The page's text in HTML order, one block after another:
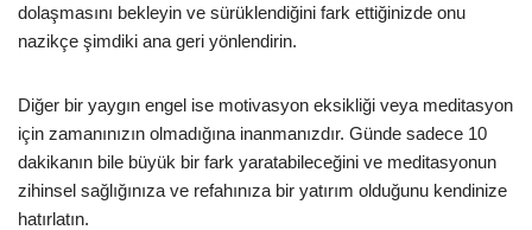
dolaşmasını bekleyin ve sürüklendiğini fark ettiğinizde onu
nazikçe şimdiki ana geri yönlendirin.
Diğer bir yaygın engel ise motivasyon eksikliği veya meditasyon
için zamanınızın olmadığına inanmanızdır. Günde sadece 10
dakikanın bile büyük bir fark yaratabileceğini ve meditasyonun
zihinsel sağlığınıza ve refahınıza bir yatırım olduğunu kendinize
hatırlatın.